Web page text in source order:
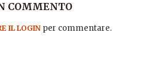
COMMENTO
IL LOGIN per commentare.